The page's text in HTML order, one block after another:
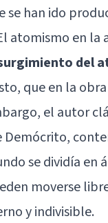
se han ido
atomismo en la
del
que en la
el autor
Demócrito,
se dividía en
moverse
y indivisible.